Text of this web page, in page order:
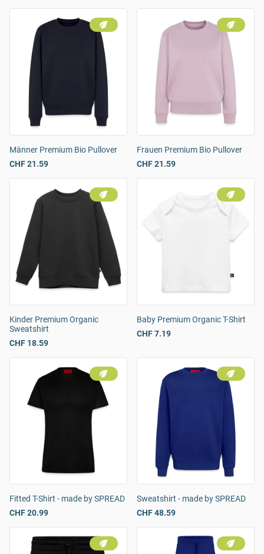
Männer Premium Bio Pullover
CHF 21.59
Frauen Premium Bio Pullover
CHF 21.59
Kinder Premium Organic
Sweatshirt
CHF 18.59
Baby Premium Organic T-Shirt
CHF 7.19
Fitted T-Shirt - made by SPREAD
CHF 20.99
Sweatshirt - made by SPREAD
CHF 48.59